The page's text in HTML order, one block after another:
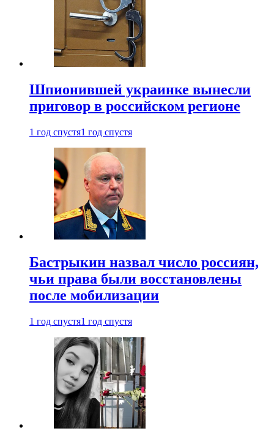
Шпионившей украинке вынесли
приговор в российском регионе
1 год спустя1 год спустя
Бастрыкин назвал число россиян,
чьи права были восстановлены
после мобилизации
1 год спустя1 год спустя